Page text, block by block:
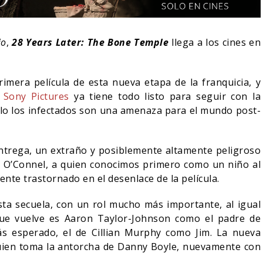
,28 Years Later: The Bone Temple llega a los cines en
película de esta nueva etapa de la franquicia, y
Sony Pictures ya tiene todo listo para seguir con la
los infectados son una amenaza para el mundo post-
un extraño y posiblemente altamente peligroso
a quien conocimos primero como un niño al
trastornado en el desenlace de la película.
secuela, con un rol mucho más importante, al igual
vuelve es Aaron Taylor-Johnson como el padre de
esperado, el de Cillian Murphy como Jim. La nueva
toma la antorcha de Danny Boyle, nuevamente con
RECHAZADO SER
05/08/2026
SPIDER-MAN: UN NUEVO
DÍA ESTÁ IMPARABLE
CINE 05/08/2026